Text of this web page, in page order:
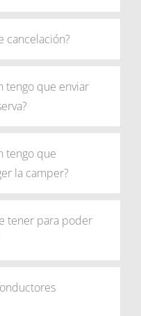
cancelación?
tengo que enviar
tengo que
la camper?
tener para poder